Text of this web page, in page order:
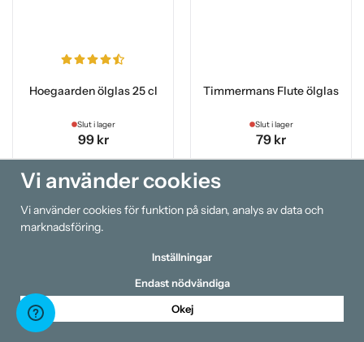
Hoegaarden ölglas 25 cl
Slut i lager
99 kr
Info
Timmermans Flute ölglas
Slut i lager
79 kr
Slutsåld
Vi använder cookies
Vi använder cookies för funktion på sidan, analys av data och
marknadsföring.
Inställningar
Endast nödvändiga
Okej